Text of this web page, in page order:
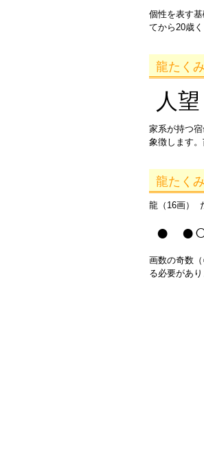
個性を表す
てから20歳
龍たく
人
家系が持つ
象徴します。
龍たく
龍（16画）
●
画数の奇数
る必要があり